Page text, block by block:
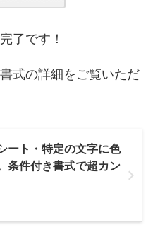
了です！
式の詳細をご覧いただ
ート・特定の文字に色
条件付き書式で超カン